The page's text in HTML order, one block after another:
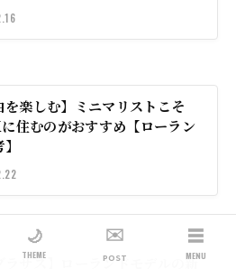
を楽しむ】ミニマリストこそ
住むのがおすすめ【ローラン
ラサス】ローランドモデルの新
🌙
THEME
✉️
POST
☰
MENU